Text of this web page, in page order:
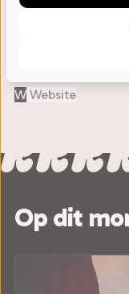
Volg
W Website
Op dit